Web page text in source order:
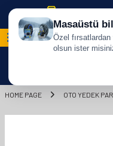
Free shipping
HOME PAGE OTO YEDEK